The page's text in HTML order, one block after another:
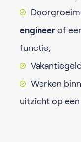
engineer of
functie;
Werken
uitzicht op